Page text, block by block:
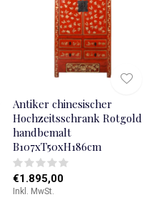
Antiker chinesischer
Hochzeitsschrank Rotgold
handbemalt
B107xT50xH186cm
€1.895,00
Inkl. MwSt.